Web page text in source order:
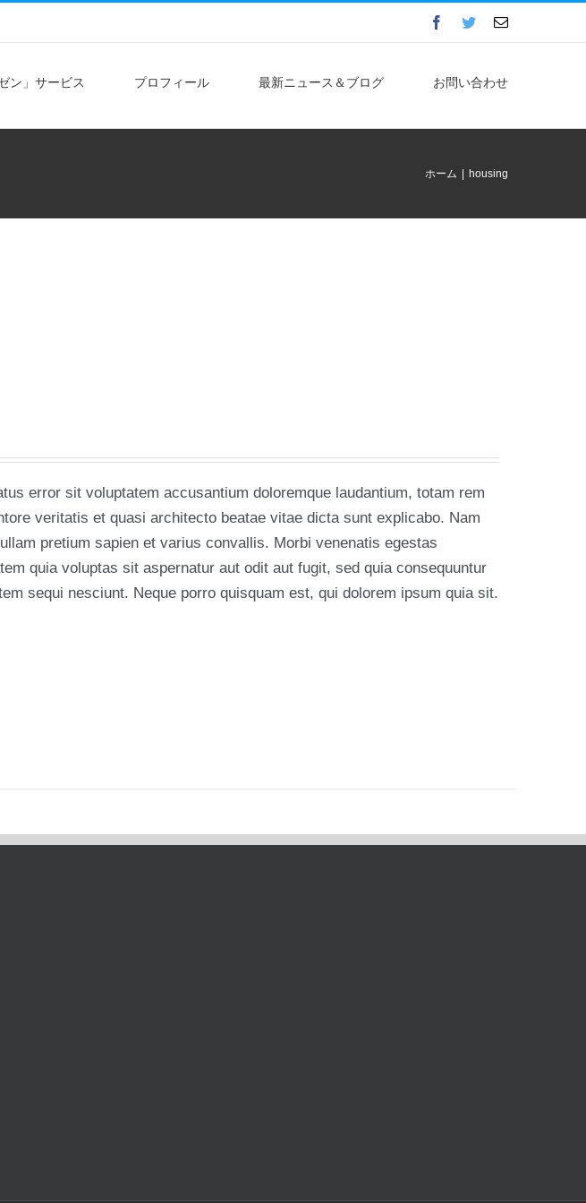
Facebook
Twitter電
ル
ン」サービス プロフィール 最新ニュース＆ブログ お問い合わせ
ホーム housing
error sit voluptatem accusantium doloremque laudantium, totam rem
veritatis et quasi architecto beatae vitae dicta sunt explicabo. Nam
pretium sapien et varius convallis. Morbi venenatis egestas
quia voluptas sit aspernatur aut odit aut fugit, sed quia consequuntur
sequi nesciunt. Neque porro quisquam est, qui dolorem ipsum quia sit.